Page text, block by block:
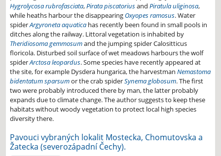
Hygrolycosa rubrofasciata,Pirata piscatoriusand Piratula uliginosa,
while heaths harbour the disappearing Oxyopes ramosus. Water
spiderArgyroneta aquatica has recently been found in small pools in
ditches along the railway. Littoral vegetation is inhabited by
Theridiosoma gemmosumand the jumping spider Calositticus
floricola. Disturbed soil surface of wet meadows harbours the wolf
spiderArctosa leopardus. Some species have recently appeared at
the site, for example Dysdera hungarica, the harvestman Nemastoma
bidentatum sparsumor the crab spiderSynema globosum. The first
two were probably introduced there by man, the latter probably
expands due to climate change. The author suggests to keep these
habitats without woody vegetation to protect local high species
diversity there.
Pavouci vybraných lokalit Mostecka, Chomutovska a
Žatecka (severozápadní Čechy).